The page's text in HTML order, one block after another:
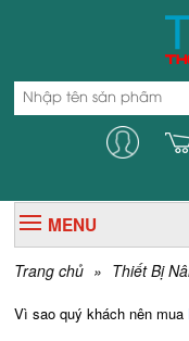
MENU
Trang chủ » Thiết Bị
Vì sao quý khách nên mua